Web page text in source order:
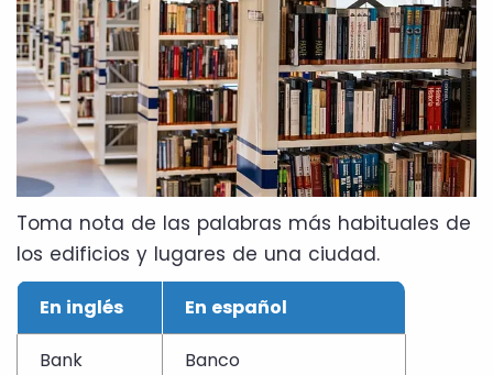
Toma nota de las palabras más habituales de
los edificios y lugares de una ciudad.
En inglés En español
Bank Banco